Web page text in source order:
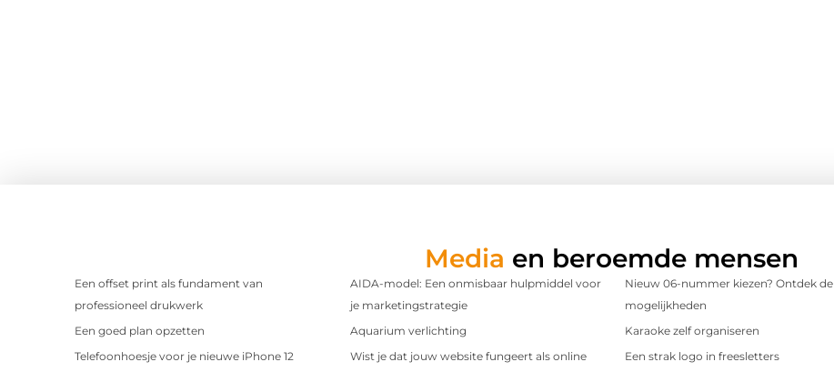
Media en beroemde mensen
Een offset print als fundament van
professioneel drukwerk
AIDA-model: Een onmisbaar hulpmiddel voor
je marketingstrategie
Nieuw 06-nummer kiezen? Ontdek de
mogelijkheden
Een goed plan opzetten
Aquarium verlichting Karaoke zelf organiseren
Telefoonhoesje voor je nieuwe iPhone 12
Wist je dat jouw website fungeert als online
Een strak logo in freesletters